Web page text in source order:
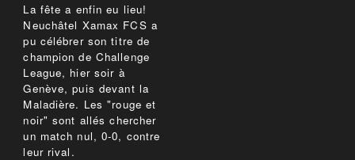
La fête a enfin eu lieu!
Neuchâtel Xamax FCS a
pu célébrer son titre de
champion de Challenge
League, hier soir à
Genève, puis devant la
Maladière. Les "rouge et
noir" sont allés chercher
un match nul, 0-0, contre
leur rival.